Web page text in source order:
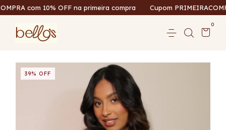
com 10% OFF na primeira compra Cupom
0
39% OFF